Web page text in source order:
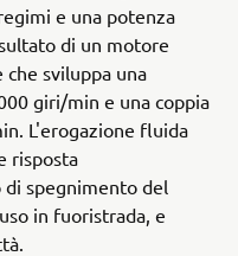
e una potenza
di un motore
sviluppa una
giri/min e una coppia
L'erogazione fluida
risposta
di spegnimento del
in fuoristrada, e